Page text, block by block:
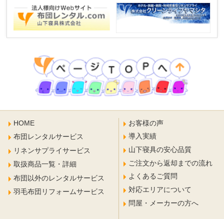
HOME
布団レンタルサービス
リネンサプライサービス
取扱商品一覧・詳細
布団以外のレンタルサービス
羽毛布団リフォームサービス
お客様の声
導入実績
山下寝具の安心品質
ご注文から返却までの流れ
よくあるご質問
対応エリアについて
問屋・メーカーの方へ